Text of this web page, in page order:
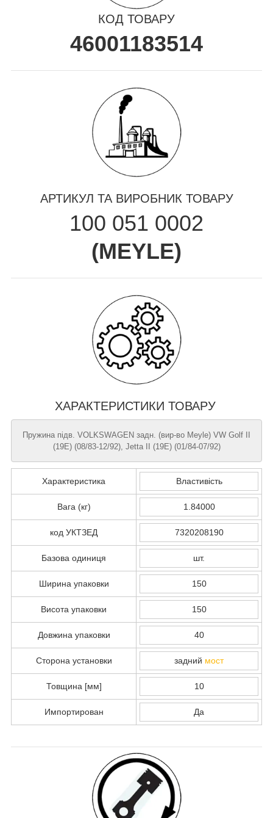
КОД ТОВАРУ
46001183514
АРТИКУЛ ТА ВИРОБНИК ТОВАРУ
100 051 0002
(MEYLE)
ХАРАКТЕРИСТИКИ ТОВАРУ
Пружина підв. VOLKSWAGEN задн. (вир-во Meyle) VW Golf II
(19E) (08/83-12/92), Jetta II (19E) (01/84-07/92)
Характеристика Властивість
Вага (кг) 1.84000
код УКТЗЕД 7320208190
Базова одиниця шт.
Ширина упаковки 150
Висота упаковки 150
Довжина упаковки 40
Сторона установки задний мост
Товщина [мм] 10
Импортирован Да